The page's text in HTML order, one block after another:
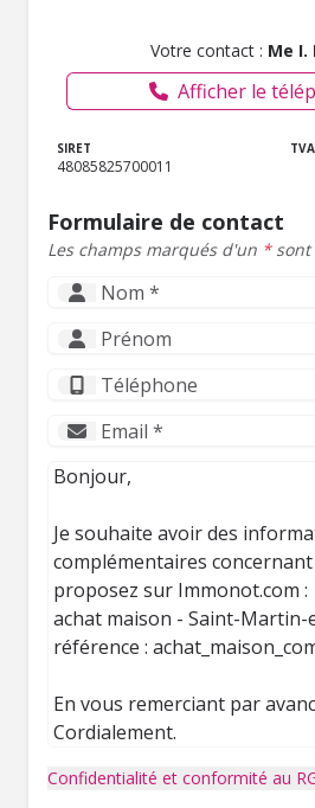
Votre contact : Me I.
Afficher le
SIRET
48085825700011
Formulaire de contact
Les champs marqués d'un *sont
Confidentialité et conformité au